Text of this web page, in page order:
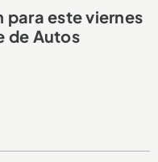
para este viernes
de Autos